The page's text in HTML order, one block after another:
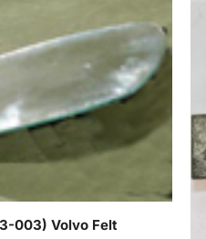
003) Volvo Felt